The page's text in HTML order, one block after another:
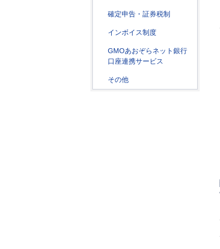
確定申告・証券税制
インボイス制度
GMOあおぞらネット銀行
口座連携サービス
その他